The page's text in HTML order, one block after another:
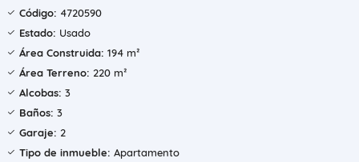
Código: 4720590
Estado: Usado
Área Construida: 194 m²
Área Terreno: 220 m²
Alcobas: 3
Baños: 3
Garaje: 2
Tipo de inmueble: Apartamento